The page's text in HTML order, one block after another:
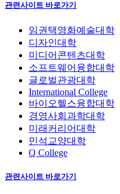
관련사이트 바로가기
임권택영화예술대학
디자인대학
미디어콘텐츠대학
소프트웨어융합대학
글로벌관광대학
International College
바이오헬스융합대학
경영사회과학대학
미래커리어대학
민석교양대학
Q College
관련사이트 바로가기